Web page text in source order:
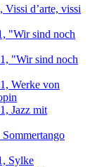
Vissi d’arte, vissi
"Wir sind noch
"Wir sind noch
Werke von
Jazz mit
Sylke